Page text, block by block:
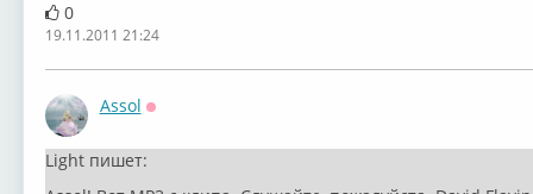
0
19.11.2011 21:24
Assol
Light пишет: